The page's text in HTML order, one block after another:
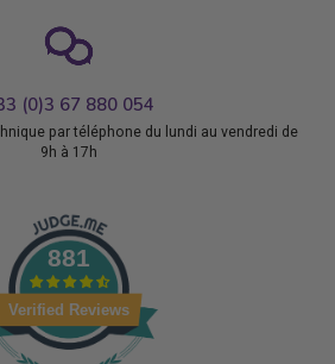
(0)3 67 880 054
par téléphone du lundi au vendredi de
9h à 17h
881
Verified Reviews